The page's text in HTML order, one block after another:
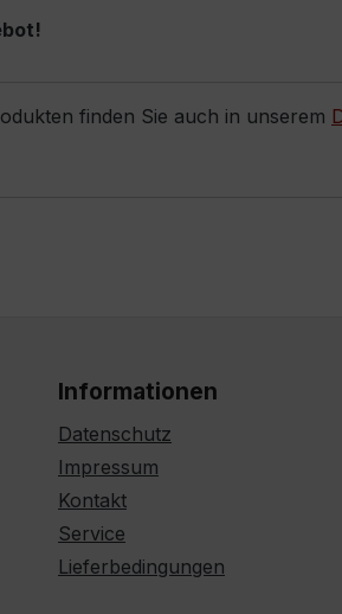
finden Sie auch in unserem
Informationen
Datenschutz
Impressum
Kontakt
Service
Lieferbedingungen